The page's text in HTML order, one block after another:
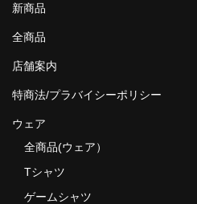
新商品
全商品
店舗案内
特商法/プラバイシーポリシー
ウェア
全商品(ウェア）
Tシャツ
ゲームシャツ